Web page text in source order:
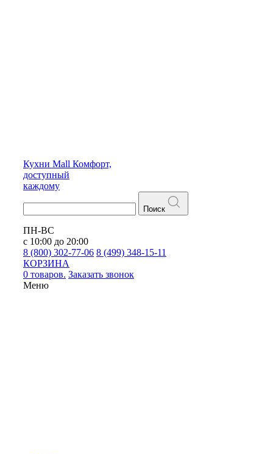
Кухни Mall Комфорт,
доступный
каждому
Поиск
ПН-ВС
с 10:00 до 20:00
8 (800) 302-77-06 8 (499) 348-15-11
КОРЗИНА
0 товаров. Заказать звонок
Меню